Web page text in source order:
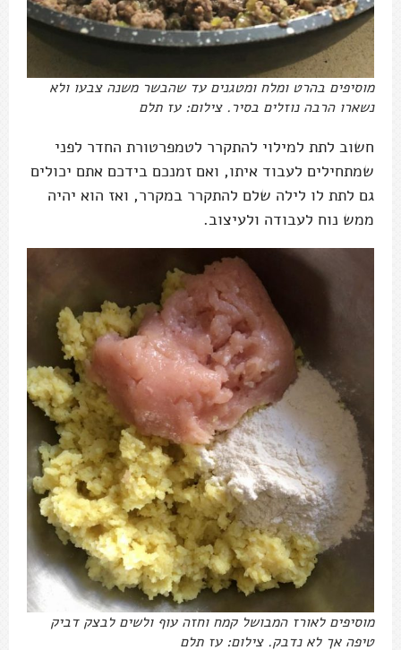
מוסיפים בהרט ומלח ומטגנים עד שהבשר משנה צבעו ולא
נשארו הרבה נוזלים בסיר. צילום: עז תלם
חשוב לתת למילוי להתקרר לטמפרטורת החדר לפני
שמתחילים לעבוד איתו, ואם זמנכם בידכם אתם יכולים
גם לתת לו לילה שלם להתקרר במקרר, ואז הוא יהיה
ממש נוח לעבודה ולעיצוב.
מוסיפים לאורז המבושל קמח וחזה עוף ולשים לבצק דביק
טיפה אך לא נדבק. צילום: עז תלם